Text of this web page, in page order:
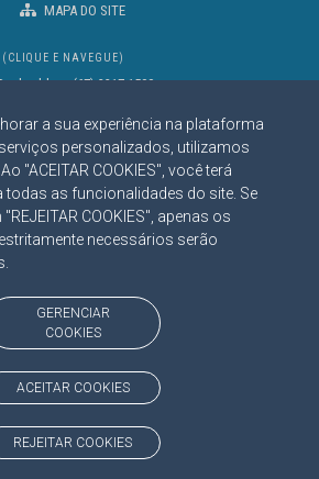
a sua experiência na plataforma
personalizados, utilizamos
"ACEITAR COOKIES", você terá
todas as funcionalidades do site. Se
COOKIES", apenas os
necessários serão
GERENCIAR
COOKIES
ACEITAR COOKIES
REJEITAR COOKIES
MAPA DO SITE
(CLIQUE E NAVEGUE)
bloco(67) 3317-1500
SOCIAIS
www.tce.ms.gov.br